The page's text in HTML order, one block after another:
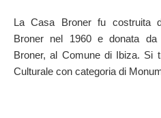
AGENDA
Ogni giorno qualcosa di nuovo
La Casa Broner fu costruita
Broner nel 1960 e donata
Broner, al Comune di Ibiza. Si
Culturale con categoria di